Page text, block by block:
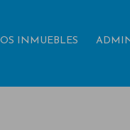
INMUEBLES